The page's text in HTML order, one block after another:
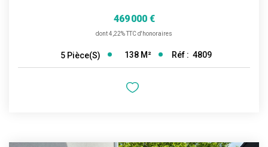
469 000 €
dont 4,22% TTC d'honoraires
5 Pièce(s) 138 M² Réf : 4809